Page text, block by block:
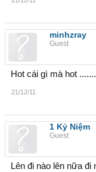
minhzray
Guest
Hot cái gì mà hot
21/12/11
1 Kỷ Niệm
Guest
Lên đi nào lên nữa đi